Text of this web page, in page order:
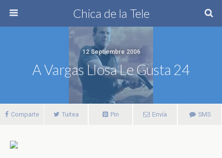
Chica de la Tele
12 Septiembre 2006
A Vargas Llosa Le Gusta 24
Comparte Tuitea Pin Envía SMS